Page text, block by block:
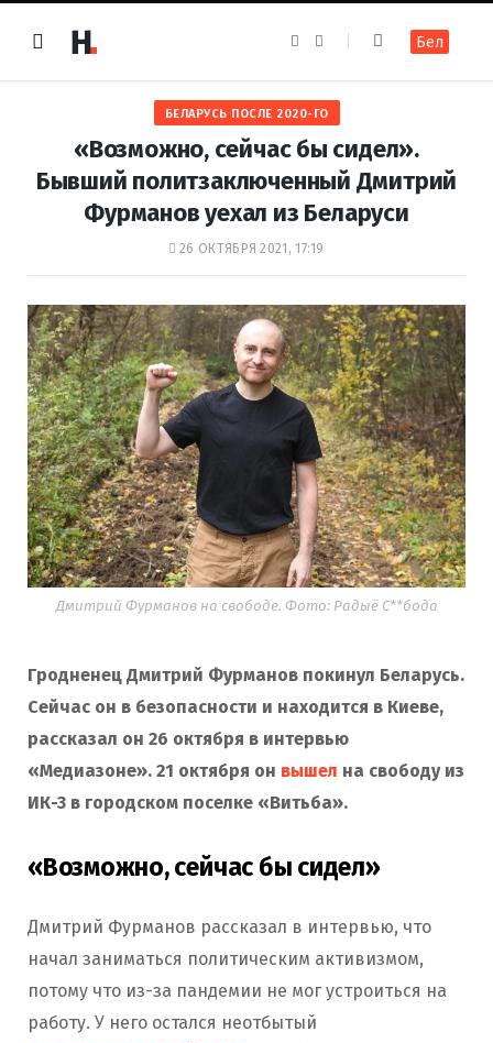
e
b
o
o
k
t
a
g
r
a
m
Бел
БЕЛАРУСЬ ПОСЛЕ 2020-ГО
«Возможно, сейчас бы сидел».
Бывший политзаключенный Дмитрий
Фурманов уехал из Беларуси
26 ОКТЯБРЯ 2021, 17:19
Дмитрий Фурманов на свободе. Фото: Радыё С**бода
Гродненец Дмитрий Фурманов покинул Беларусь.
Сейчас он в безопасности и находится в Киеве,
рассказал он 26 октября в интервью
«Медиазоне». 21 октября он вышел на свободу из
ИК-3 в городском поселке «Витьба».
«Возможно, сейчас бы сидел»
Дмитрий Фурманов рассказал в интервью, что
начал заниматься политическим активизмом,
потому что из-за пандемии не мог устроиться на
работу. У него остался неотбытый